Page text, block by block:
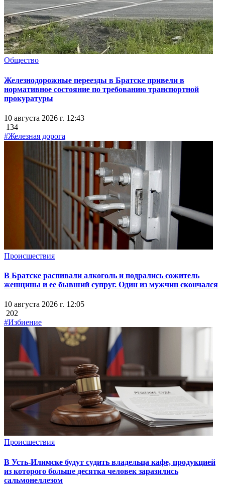
Общество
Железнодорожные переезды в Братске привели в
нормативное состояние по требованию транспортной
прокуратуры
10 августа 2026 г. 12:43
134
#Железная дорога
Происшествия
В Братске распивали алкоголь и подрались сожитель
женщины и ее бывший супруг. Один из мужчин скончался
10 августа 2026 г. 12:05
202
#Избиение
Происшествия
В Усть-Илимске будут судить владельца кафе, продукцией
из которого больше десятка человек заразились
сальмонеллезом